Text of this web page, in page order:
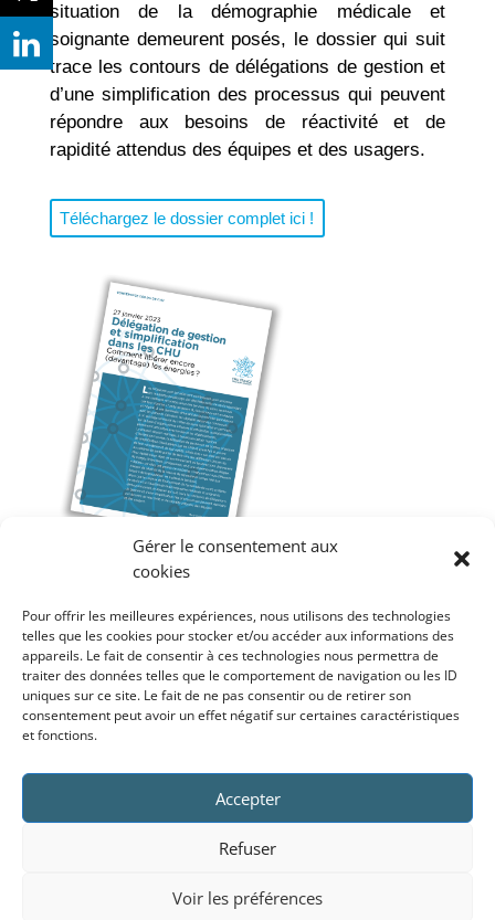
Gérer le consentement aux
cookies
Pour offrir les meilleures expériences, nous utilisons des technologies
telles que les cookies pour stocker et/ou accéder aux informations des
appareils. Le fait de consentir à ces technologies nous permettra de
traiter des données telles que le comportement de navigation ou les ID
uniques sur ce site. Le fait de ne pas consentir ou de retirer son
consentement peut avoir un effet négatif sur certaines caractéristiques
et fonctions.
Accepter
Refuser
Voir les préférences
situation de la démographie médicale et
soignante demeurent posés, le dossier qui suit
trace les contours de délégations de gestion et
d’une simplification des processus qui peuvent
répondre aux besoins de réactivité et de
rapidité attendus des équipes et des usagers.
Téléchargez le dossier complet ici !
SOMMAIRE
Faisons confiance aux acteurs pour trouver
les équilibres adaptés à chaque
établissement
Un constat : des politiques de délégation de
La « boîte à outils » de la délégation de
gestion et de la simplification pour tous les